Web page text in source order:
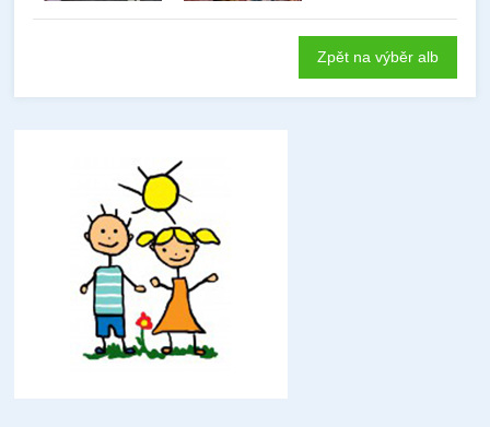
Zpět na výběr alb